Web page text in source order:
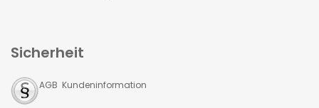
Sicherheit
AGB Kundeninformation